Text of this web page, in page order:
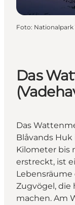
Foto: Nationalpark
Das
Das
Blåvands
Kilometer bis
erstreckt, ist
Lebensräume
Zugvögel, die
machen. Am